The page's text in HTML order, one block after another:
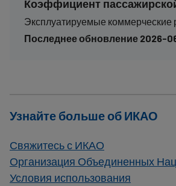
Коэффициент
Эксплуатируемые коммерческие
Последнее обновление 2026-
Узнайте больше об ИКАО
Свяжитесь с ИКАО
Организация Объединенных
Условия использования